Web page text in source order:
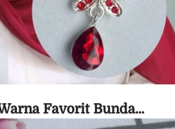
Favorit Bunda...